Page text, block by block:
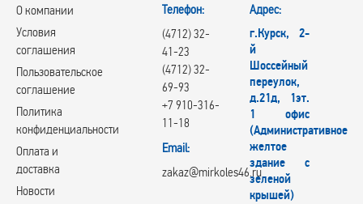
О компании
Условия
соглашения
Пользовательское
соглашение
Политика
конфиденциальности
Оплата и
доставка
Новости
Телефон:
(4712) 32-
41-23
(4712) 32-
69-93
+7 910-316-
11-18
Email:
zakaz@mirkoles46.ru
Адрес:
г.Курск, 2-
й
Шоссейный
переулок,
д.21д, 1эт.
1 офис
(Административное
желтое
здание с
зеленой
крышей)